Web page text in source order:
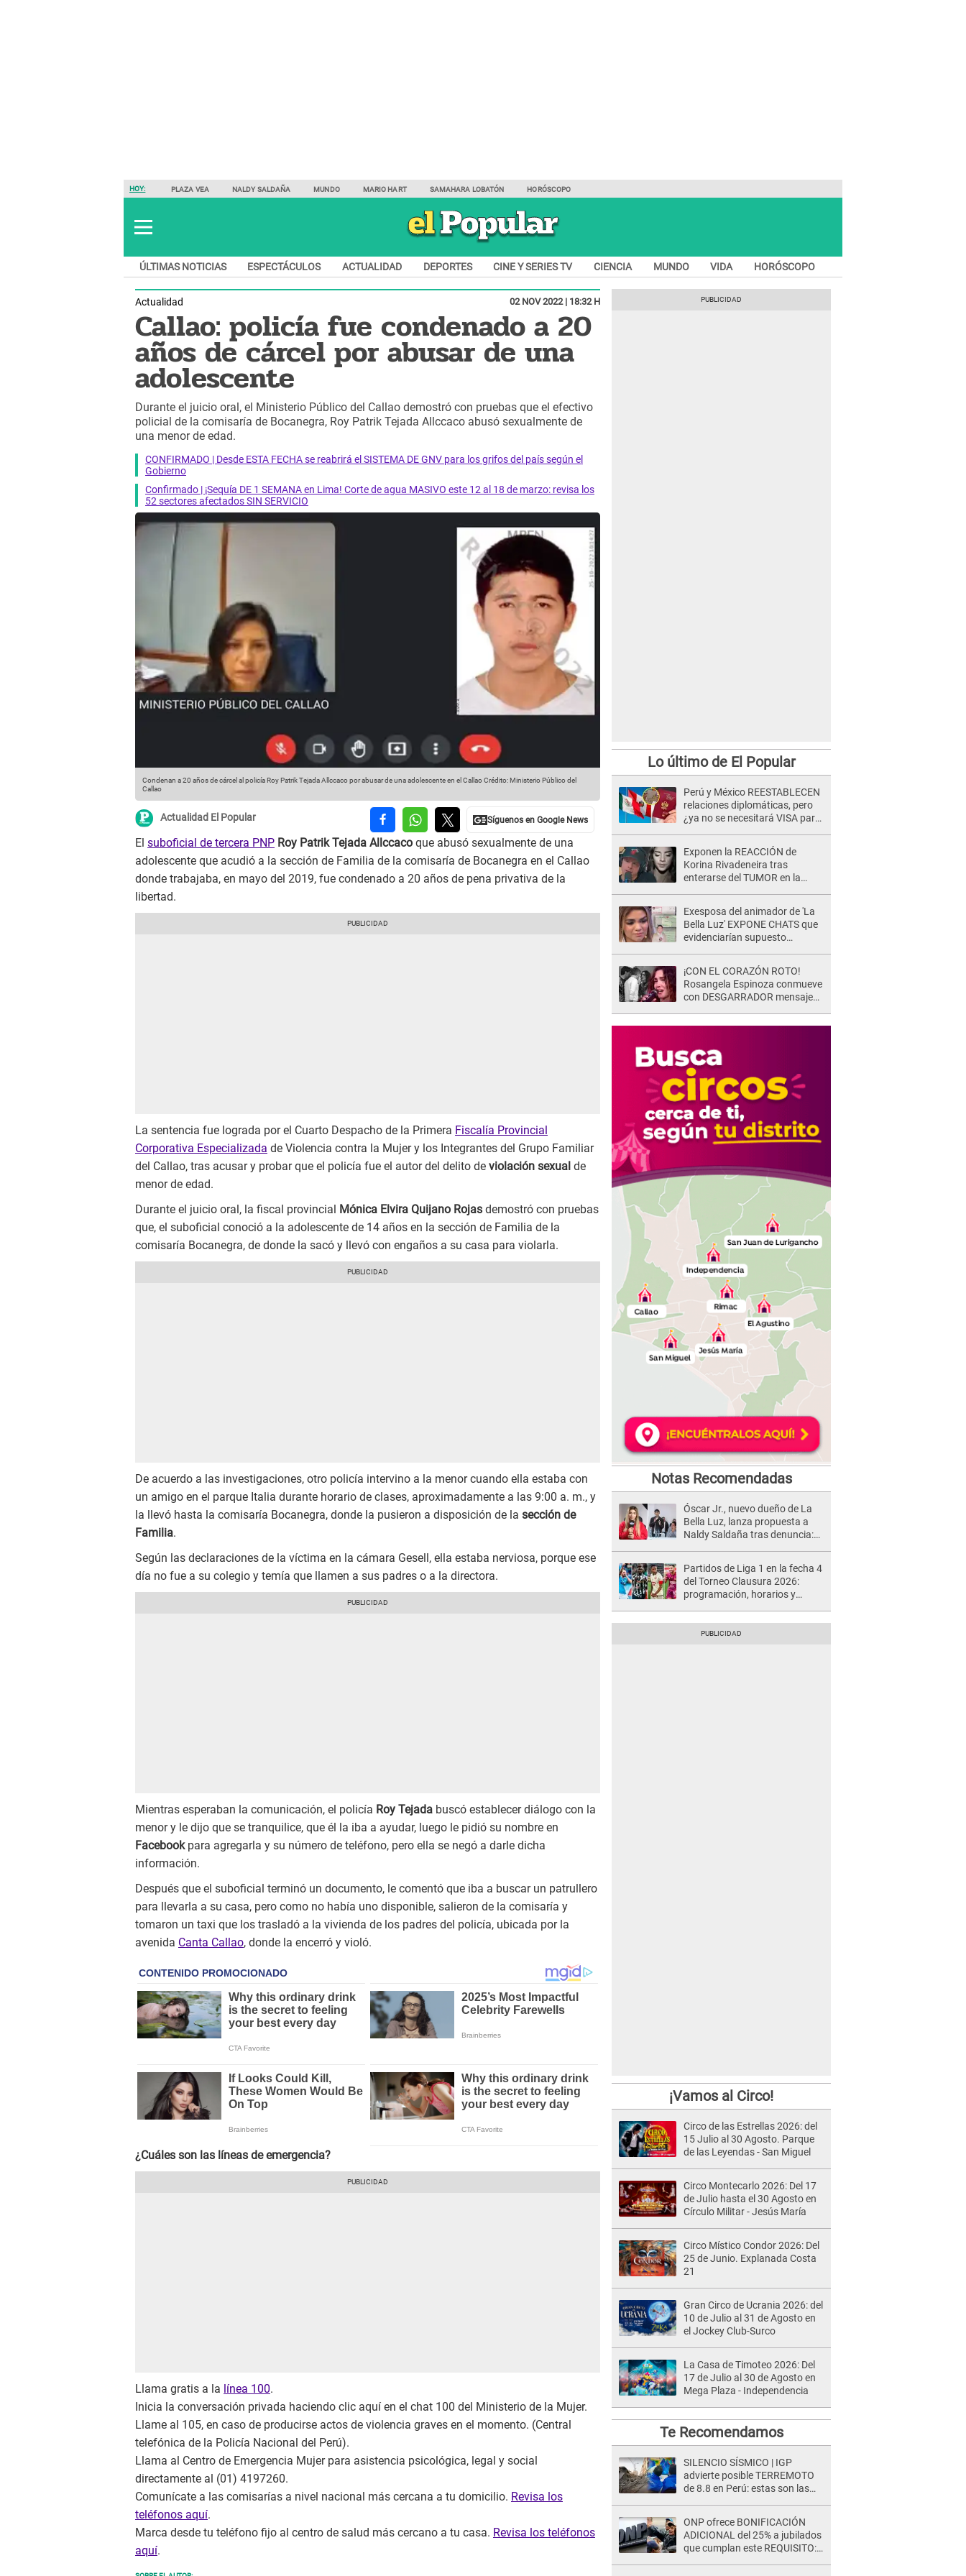
HOY: PLAZA VEA NALDY SALDAÑA MUNDO MARIO HART SAMAHARA LOBATÓN HORÓSCOPO
ÚLTIMAS NOTICIAS ESPECTÁCULOS ACTUALIDAD DEPORTES CINE Y SERIES TV CIENCIA MUNDO VIDA HORÓSCOPO
Actualidad 02 NOV 2022 | 18:32 H
Callao: policía fue condenado a 20
años de cárcel por abusar de una
adolescente
Durante el juicio oral, el Ministerio Público del Callao demostró con pruebas que el efectivo
policial de la comisaría de Bocanegra, Roy Patrik Tejada Allccaco abusó sexualmente de
una menor de edad.
CONFIRMADO | Desde ESTA FECHA se reabrirá el SISTEMA DE GNV para los grifos del país según el
Gobierno
Confirmado | ¡Sequía DE 1 SEMANA en Lima! Corte de agua MASIVO este 12 al 18 de marzo: revisa los
52 sectores afectados SIN SERVICIO
Condenan a 20 años de cárcel al policía Roy Patrik Tejada Allccaco por abusar de una adolescente en el CallaoCrédito: Ministerio Público del
Callao
Actualidad El Popular
El suboficial de tercera PNP Roy Patrik Tejada Allccaco que abusó sexualmente de una
adolescente que acudió a la sección de Familia de la comisaría de Bocanegra en el Callao
donde trabajaba, en mayo del 2019, fue condenado a 20 años de pena privativa de la
libertad.
La sentencia fue lograda por el Cuarto Despacho de la Primera Fiscalía Provincial
Corporativa Especializada de Violencia contra la Mujer y los Integrantes del Grupo Familiar
del Callao, tras acusar y probar que el policía fue el autor del delito de violación sexual de
menor de edad.
Durante el juicio oral, la fiscal provincial
Mónica Elvira Quijano Rojas demostró con pruebas
que, el suboficial conoció a la adolescente de 14 años en la sección de Familia de la
comisaría Bocanegra, de donde la sacó y llevó con engaños a su casa para violarla.
De acuerdo a las investigaciones, otro policía intervino a la menor cuando ella estaba con
un amigo en el parque Italia durante horario de clases, aproximadamente a las 9:00 a. m., y
la llevó hasta la comisaría Bocanegra, donde la pusieron a disposición de la sección de
Familia.
Según las declaraciones de la víctima en la cámara Gesell, ella estaba nerviosa, porque ese
día no fue a su colegio y temía que llamen a sus padres o a la directora.
Mientras esperaban la comunicación, el policía Roy Tejada buscó establecer diálogo con la
menor y le dijo que se tranquilice, que él la iba a ayudar, luego le pidió su nombre en
Facebookpara agregarla y su número de teléfono, pero ella se negó a darle dicha
información.
Después que el suboficial terminó un documento, le comentó que iba a buscar un patrullero
para llevarla a su casa, pero como no había uno disponible, salieron de la comisaría y
tomaron un taxi que los trasladó a la vivienda de los padres del policía, ubicada por la
avenida Canta Callao, donde la encerró y violó.
¿Cuáles son las líneas de emergencia?
Llama gratis a la línea 100.
Inicia la conversación privada haciendo clic aquí en el chat 100 del Ministerio de la Mujer.
Llame al 105, en caso de producirse actos de violencia graves en el momento. (Central
telefónica de la Policía Nacional del Perú).
Llama al Centro de Emergencia Mujer para asistencia psicológica, legal y social
directamente al (01) 4197260.
Comunícate a las comisarías a nivel nacional más cercana a tu domicilio. Revisa los
teléfonos aquí.
Marca desde tu teléfono fijo al centro de salud más cercano a tu casa. Revisa los teléfonos
aquí.
Lo último de El Popular
Perú y México REESTABLECEN
relaciones diplomáticas, pero
¿ya no se necesitará VISA para
Exponen la REACCIÓN de
Korina Rivadeneira tras
enterarse del TUMOR en la
Exesposa del animador de 'La
Bella Luz' EXPONE CHATS que
evidenciarían supuesto
Saldaña, pese a tener pareja
¡CON EL CORAZÓN ROTO!
Rosangela Espinoza conmueve
con DESGARRADOR mensaje
Notas Recomendadas
Óscar Jr., nuevo dueño de La
Bella Luz, lanza propuesta a
Naldy Saldaña tras denuncia:
Partidos de Liga 1 en la fecha 4
del Torneo Clausura 2026:
programación, horarios y
¡Vamos al Circo!
Circo de las Estrellas 2026: del
15 Julio al 30 Agosto. Parque
de las Leyendas - San Miguel
Circo Montecarlo 2026: Del 17
de Julio hasta el 30 Agosto en
Círculo Militar - Jesús María
Circo Místico Condor 2026: Del
25 de Junio. Explanada Costa
21
Gran Circo de Ucrania 2026: del
10 de Julio al 31 de Agosto en
el Jockey Club-Surco
La Casa de Timoteo 2026: Del
17 de Julio al 30 de Agosto en
Mega Plaza - Independencia
Te Recomendamos
SILENCIO SÍSMICO | IGP
advierte posible TERREMOTO
de 8.8 en Perú: estas son las
ONP ofrece BONIFICACIÓN
ADICIONAL del 25% a jubilados
que cumplan este REQUISITO: